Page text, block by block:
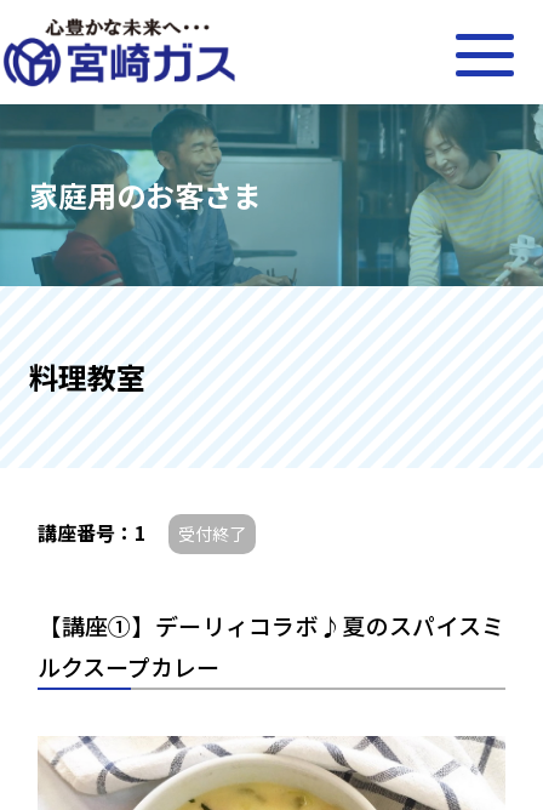
家庭用のお客さま
料理教室
講座番号：1 受付終了
【講座①】デーリィコラボ♪夏のスパイスミ
ルクスープカレー